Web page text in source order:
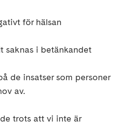
för hälsan
saknas i betänkandet
de insatser som personer
av.
trots att vi inte är